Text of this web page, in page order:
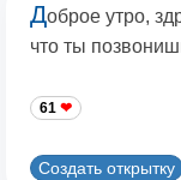
Доброе утро,
что ты
61
Создать открытку